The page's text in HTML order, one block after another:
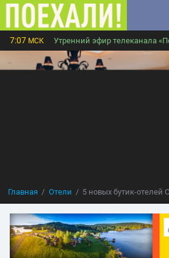
7:07 МСК Утренний эфир телеканала
Главная Отели 5 новых бутик-отелей